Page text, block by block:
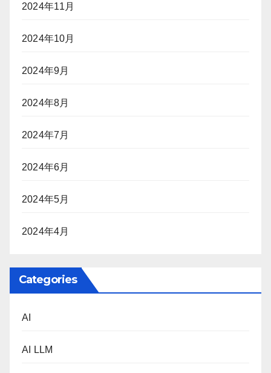
2024年11月
2024年10月
2024年9月
2024年8月
2024年7月
2024年6月
2024年5月
2024年4月
Categories
AI
AI LLM